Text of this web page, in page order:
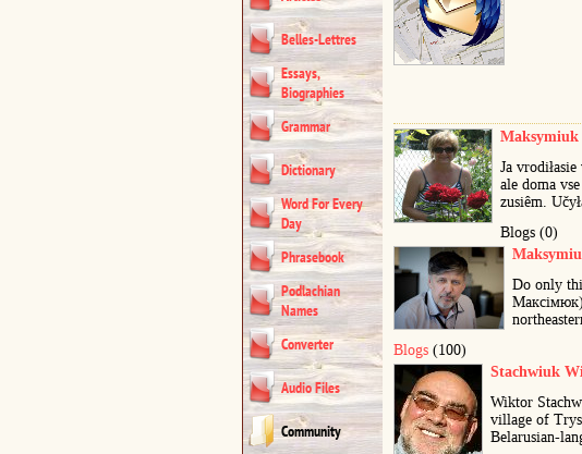
Belles-Lettres
Essays,
Biographies
Grammar
Dictionary
Word For Every
Day
Phrasebook
Podlachian
Names
Converter
Audio Files
Community
Ja
ale doma
zusiêm.
Blogs (0)
Do only
Blogs (100)
Stachwiuk
Wiktor
village of
Belarusian-